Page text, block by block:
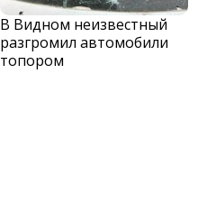
В Видном неизвестный
разгромил автомобили
топором